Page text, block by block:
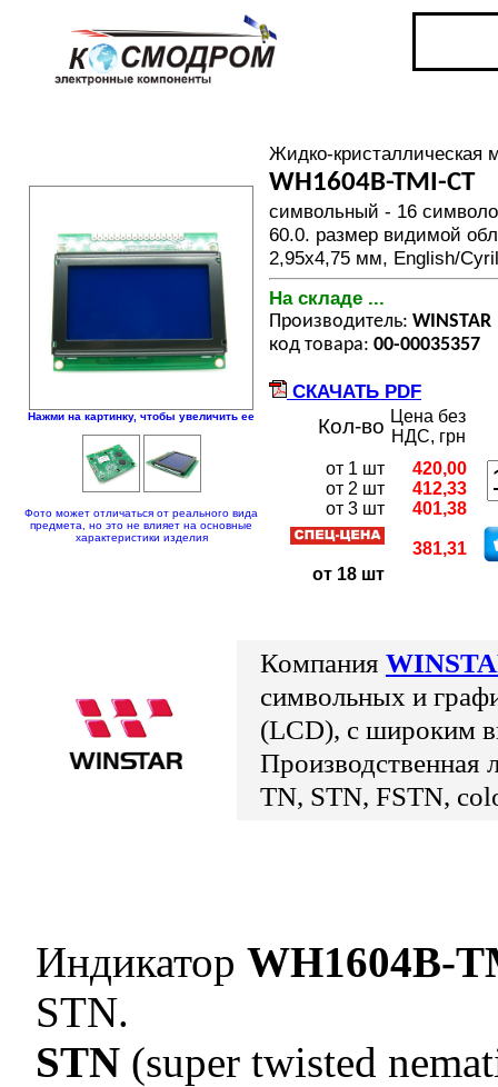
Нажми на картинку, чтобы увеличить ее
Фото может отличаться от реального вида
предмета, но это не влияет на основные
характеристики изделия
Жидко-кристаллическая
WH1604B-TMI-CT
символьный - 16
60.0. размер видимой
2,95х4,75 мм, English/
На складе ...
Производитель: WINSTAR
код товара: 00-00035357
СКАЧАТЬ PDF
Кол-во Цена без
НДС, грн
от 1 шт
от 2 шт
от 3 шт
от 18 шт
420,00
412,33
401,38
381,31
Компания
символьных и
(LCD), с широким
Производственная
TN, STN, FSTN,
Индикатор WH1604B-
STN.
STN (super twisted